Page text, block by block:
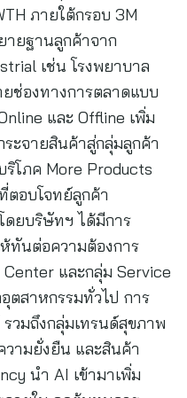
ภายใต้กรอบ 3M
ายฐานลูกค้าจาก
เช่น โรงพยาบาล
ช่องทางการตลาดแบบ
และ Offline เพิ่ม
ะจายสินค้าสู่กลุ่มลูกค้า
ริโภค More Products
ตอบโจทย์ลูกค้า
ดยบริษัทฯ ได้มีการ
ทันต่อความต้องการ
และกลุ่ม Service
ตสาหกรรมทั่วไป การ
วมถึงกลุ่มเทรนด์สุขภาพ
วามยั่งยืน และสินค้า
นำ AI เข้ามาเพิ่ม